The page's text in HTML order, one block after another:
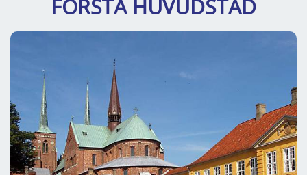
BUCHUNG
ÜBER UNS
FÖRSTA HUVUDSTAD